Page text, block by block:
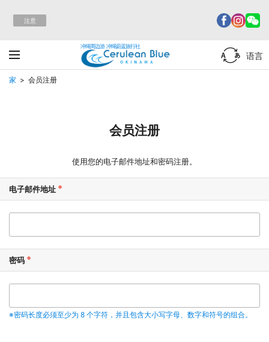
注意
冲绳周边游 冲绳蔚蓝旅行社
语言
家 会员注册
会员注册
使用您的电子邮件地址和密码注册。
电子邮件地址
密码
※密码长度必须至少为 8 个字符，并且包含大小写字母、数字和符号的组合。